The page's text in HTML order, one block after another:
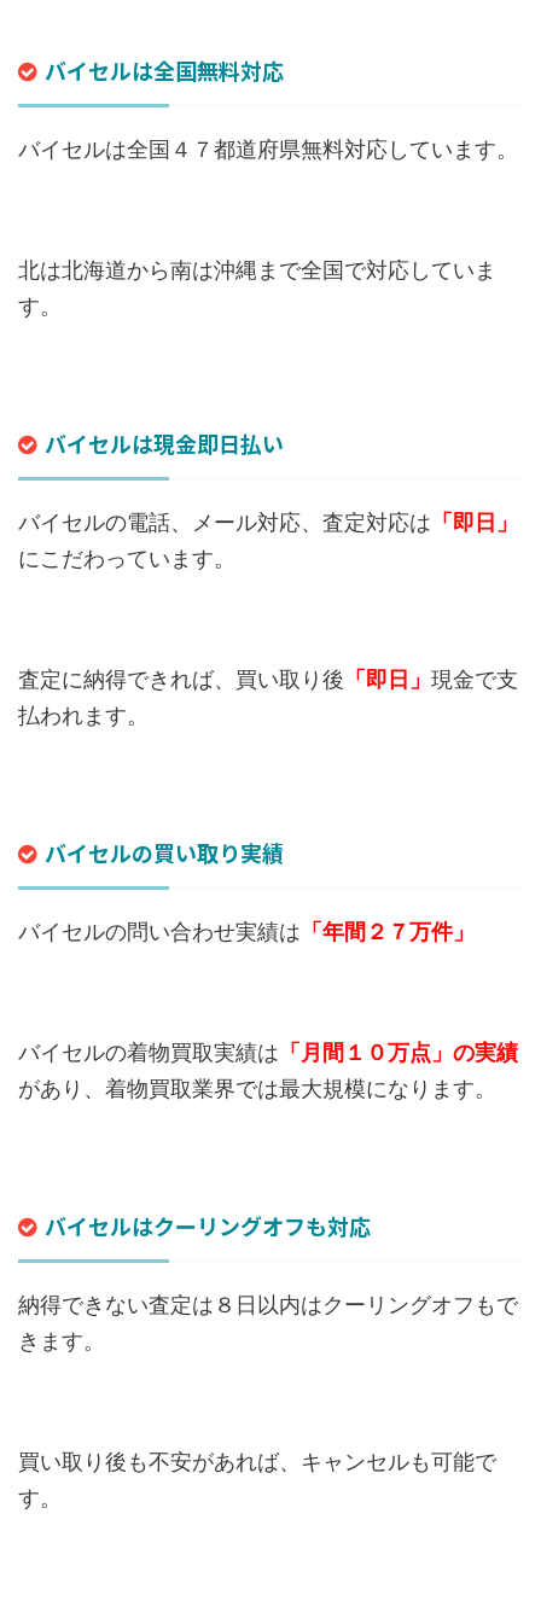
バイセルは全国無料対応
バイセルは全国４７都道府県無料対応しています。
北は北海道から南は沖縄まで全国で対応していま
す。
バイセルは現金即日払い
バイセルの電話、メール対応、査定対応は 「即日」
にこだわっています。
査定に納得できれば、買い取り後 「即日」 現金で支
払われます。
バイセルの買い取り実績
バイセルの問い合わせ実績は 「年間２７万件」
バイセルの着物買取実績は 「月間１０万点」の実績
があり、着物買取業界では最大規模になります。
バイセルはクーリングオフも対応
納得できない査定は８日以内はクーリングオフもで
きます。
買い取り後も不安があれば、キャンセルも可能で
す。